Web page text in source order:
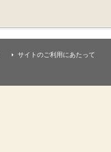
サイトのご利用にあたって